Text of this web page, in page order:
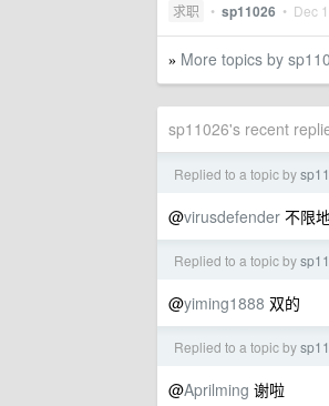
求职 • sp11026 • Dec
» More topics by
sp11026's recent
Replied to a topic by
@virusdefender 不限
Replied to a topic by
@yiming1888 双的
Replied to a topic by
@Aprilming 谢啦